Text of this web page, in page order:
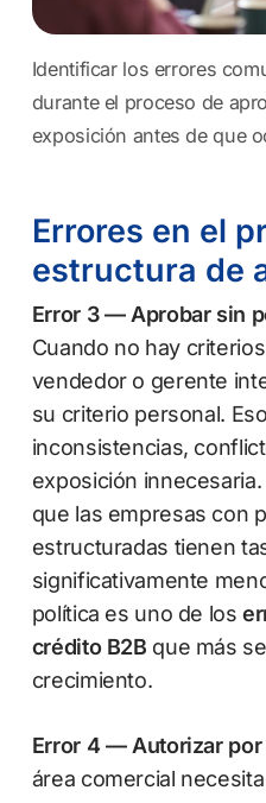
Identificar los errores
durante el proceso de
exposición antes de que
Errores en el
estructura de
Error 3 — Aprobar sin
Cuando no hay
vendedor o gerente
su criterio personal.
inconsistencias,
exposición innecesaria.
que las empresas con
estructuradas tienen
significativamente
política es uno de los
crédito B2B que más
crecimiento.
Error 4 — Autorizar
área comercial